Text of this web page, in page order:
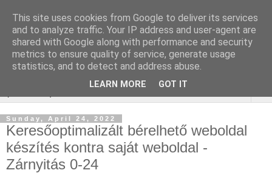
Keresőmarketing : redőny
javítás
Sunday, April 24, 2022
Keresőoptimalizált bérelhető weboldal
készítés kontra saját weboldal -
Zárnyitás 0-24
This site uses cookies from Google to deliver its services
and to analyze traffic. Your IP address and user-agent are
shared with Google along with performance and security
metrics to ensure quality of service, generate usage
statistics, and to detect and address abuse.
LEARN MORE GOT IT